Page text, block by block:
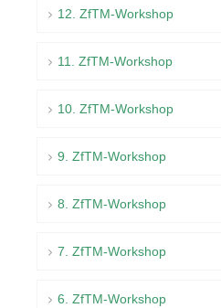
12. ZfTM-Workshop
11. ZfTM-Workshop
10. ZfTM-Workshop
9. ZfTM-Workshop
8. ZfTM-Workshop
7. ZfTM-Workshop
6. ZfTM-Workshop